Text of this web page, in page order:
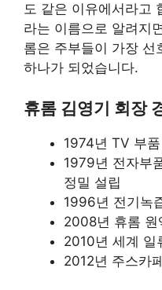
도 같은 이유에서라고
라는 이름으로 알려지
롬은 주부들이 가장 선
하나가 되었습니다.
휴롬 김영기 회장
1974년 TV 부
1979년 전자부
정밀 설립
1996년 전기녹
2008년 휴롬 원
2010년 세계 일
2012년 주스카